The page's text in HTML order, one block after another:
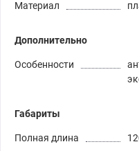
Материал
Дополнительно
Особенности
Габариты
Полная длина